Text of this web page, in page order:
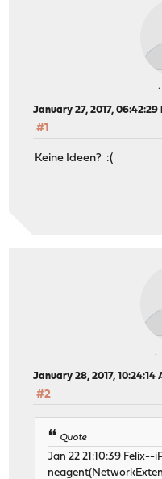
Jan 22 21:10:39
Jan 22 21:10:39
Jan 22 21:10:39
Jan 22 21:10:39
Jan 22 21:10:40
Jan 22 21:10:40
Jan 22 21:10:40
Jan 22 21:10:40
January 27, 2017, 06:42:29
#1
Keine Ideen? :(
January 28, 2017, 10:24:14
#2
Quote
Jan 22 21:10:39 Felix--